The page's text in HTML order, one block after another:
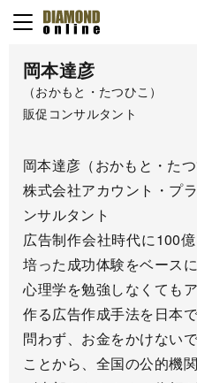
岡本達彦
（おかもと・たつひこ）
販促コンサルタント
岡本達彦（おかもと・たつ
株式会社アカウント・プ
ンサルタント
広告制作会社時代に100
培った成功体験をベース
心理学を勉強しなくても
作る広告作成手法を日本
問わず、お金をかけない
ことから、全国の公的機